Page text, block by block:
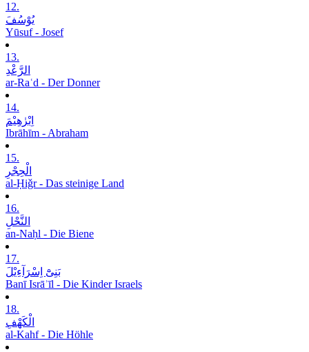
12.
یُوْسُفَ
Yūsuf - Josef
13.
الرَّعْدِ
ar-Raʿd - Der Donner
14.
اِبْرٰھِیْمَ
Ibrāhīm - Abraham
15.
الْحِجْرِ
al-Ḥiǧr - Das steinige Land
16.
النَّحْلِ
an-Naḥl - Die Biene
17.
بَنِیْٓ اِسْرَآءِیْلَ
Banī Isrāʾīl - Die Kinder Israels
18.
الْکَھْفِ
al-Kahf - Die Höhle